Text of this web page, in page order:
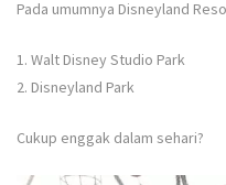
Pada umumnya Disneyland
1. Walt Disney Studio Park
2. Disneyland Park
Cukup enggak dalam sehari?